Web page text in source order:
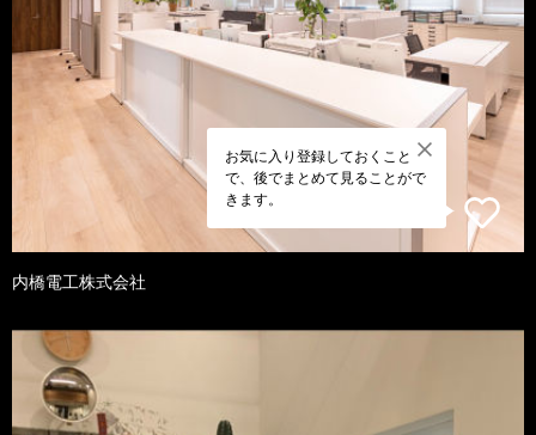
お気に入り登録しておくこと
で、後でまとめて見ることがで
きます。
内橋電工株式会社